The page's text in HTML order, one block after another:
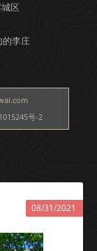
区
李庄
号-2
08/31/2021